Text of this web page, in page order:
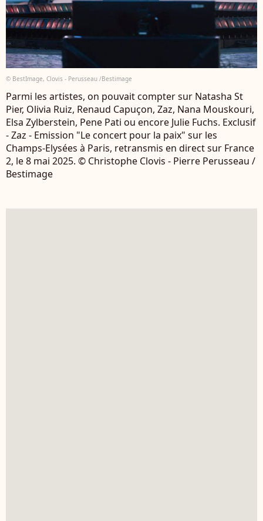
© BestImage, Clovis - Perusseau /Bestimage
Parmi les artistes, on pouvait compter sur Natasha St
Pier, Olivia Ruiz, Renaud Capuçon, Zaz, Nana Mouskouri,
Elsa Zylberstein, Pene Pati ou encore Julie Fuchs. Exclusif
- Zaz - Emission "Le concert pour la paix" sur les
Champs-Elysées à Paris, retransmis en direct sur France
2, le 8 mai 2025. © Christophe Clovis - Pierre Perusseau /
Bestimage